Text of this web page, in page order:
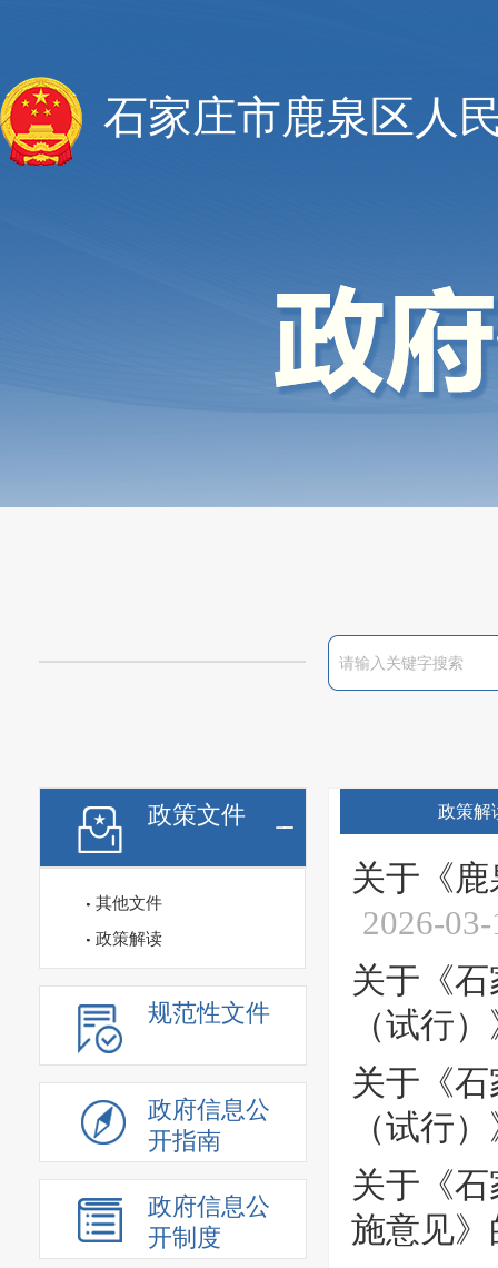
石家庄市鹿泉区人
政策文件
其他文件
政策解读
规范性文件
政府信息公
开指南
政府信息公
开制度
政策解
关于《
2026-
关于《
（试行
关于《
（试行
关于《
施意见